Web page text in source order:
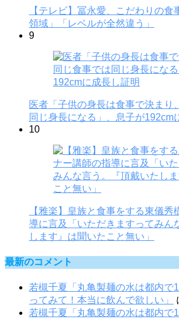
【テレビ】冨永愛、こだわりの
領域」「レベルが全然違う」
9
医者「子供の身長は食事で決まり
同じ身長になる」、息子が192cm
10
【雅楽】皇族と食事をする東儀秀
導に言及「いただきますってみん
します』は聞いたこと無い」
最新のコメント
若槻千夏「丸亀製麺の水は都内で
ってみて！本当に飲んで欲しい」
若槻千夏「丸亀製麺の水は都内で